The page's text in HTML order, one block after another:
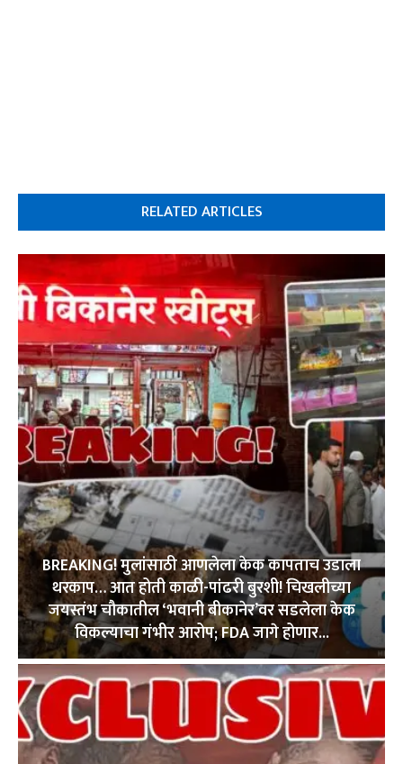
RELATED ARTICLES
BREAKING! मुलांसाठी आणलेला केक कापताच उडाला
थरकाप… आत होती काळी-पांढरी बुरशी! चिखलीच्या
जयस्तंभ चौकातील ‘भवानी बीकानेर’वर सडलेला केक
विकल्याचा गंभीर आरोप; FDA जागे होणार...